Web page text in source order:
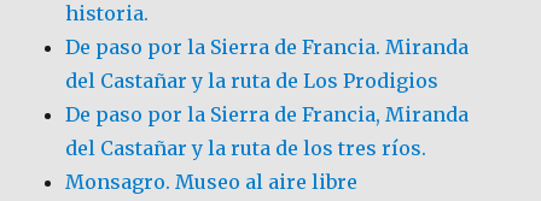
historia.
De paso por la Sierra de Francia. Miranda
del Castañar y la ruta de Los Prodigios
De paso por la Sierra de Francia, Miranda
del Castañar y la ruta de los tres ríos.
Monsagro. Museo al aire libre